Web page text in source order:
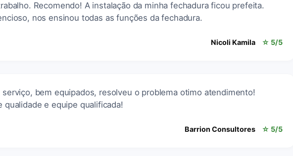
Recomendo! A instalação da minha fechadura ficou prefeita.
nos ensinou todas as funções da fechadura.
Nicoli Kamila ☆ 5/5
serviço, bem equipados, resolveu o problema otimo atendimento!
qualidade e equipe qualificada!
Barrion Consultores ☆ 5/5